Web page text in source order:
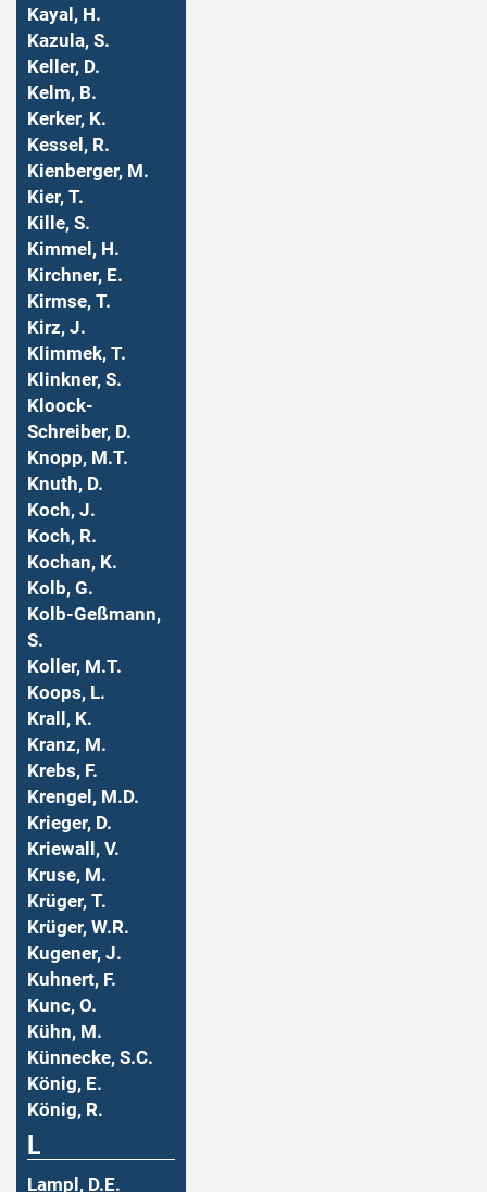
Kayal, H.
Kazula, S.
Keller, D.
Kelm, B.
Kerker, K.
Kessel, R.
Kienberger, M.
Kier, T.
Kille, S.
Kimmel, H.
Kirchner, E.
Kirmse, T.
Kirz, J.
Klimmek, T.
Klinkner, S.
Kloock-
Schreiber, D.
Knopp, M.T.
Knuth, D.
Koch, J.
Koch, R.
Kochan, K.
Kolb, G.
Kolb-Geßmann,
S.
Koller, M.T.
Koops, L.
Krall, K.
Kranz, M.
Krebs, F.
Krengel, M.D.
Krieger, D.
Kriewall, V.
Kruse, M.
Krüger, T.
Krüger, W.R.
Kugener, J.
Kuhnert, F.
Kunc, O.
Kühn, M.
Künnecke, S.C.
König, E.
König, R.
L
Lampl, D.E.